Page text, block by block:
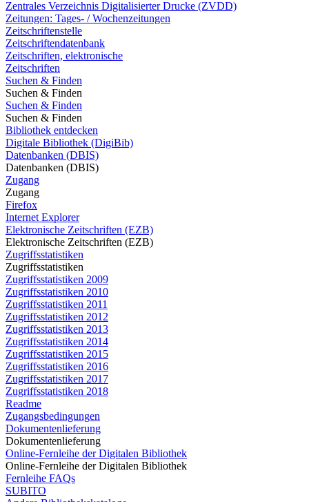
Zentrales Verzeichnis Digitalisierter Drucke (ZVDD)
Zeitungen: Tages- / Wochenzeitungen
Zeitschriftenstelle
Zeitschriftendatenbank
Zeitschriften, elektronische
Zeitschriften
Suchen & Finden
Suchen & Finden
Suchen & Finden
Suchen & Finden
Bibliothek entdecken
Digitale Bibliothek (DigiBib)
Datenbanken (DBIS)
Datenbanken (DBIS)
Zugang
Zugang
Firefox
Internet Explorer
Elektronische Zeitschriften (EZB)
Elektronische Zeitschriften (EZB)
Zugriffsstatistiken
Zugriffsstatistiken
Zugriffsstatistiken 2009
Zugriffsstatistiken 2010
Zugriffsstatistiken 2011
Zugriffsstatistiken 2012
Zugriffsstatistiken 2013
Zugriffsstatistiken 2014
Zugriffsstatistiken 2015
Zugriffsstatistiken 2016
Zugriffsstatistiken 2017
Zugriffsstatistiken 2018
Readme
Zugangsbedingungen
Dokumentenlieferung
Dokumentenlieferung
Online-Fernleihe der Digitalen Bibliothek
Online-Fernleihe der Digitalen Bibliothek
Fernleihe FAQs
SUBITO